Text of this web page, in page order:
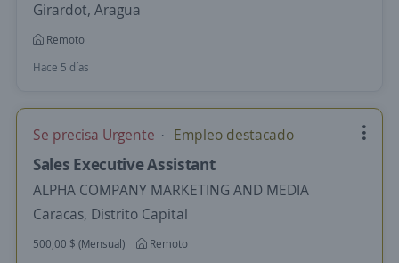
Girardot, Aragua
Remoto
Hace 5 días
Se precisa Urgente Empleo destacado
Sales Executive Assistant
ALPHA COMPANY MARKETING AND MEDIA
Caracas, Distrito Capital
500,00 $ (Mensual)
Remoto